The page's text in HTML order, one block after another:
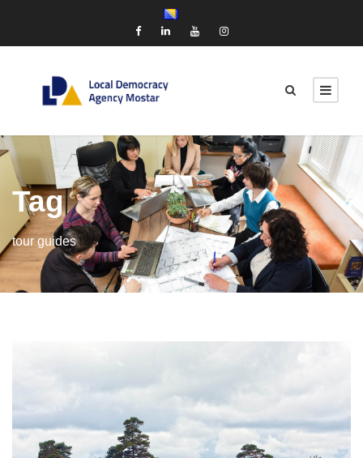
Tag
tour guides